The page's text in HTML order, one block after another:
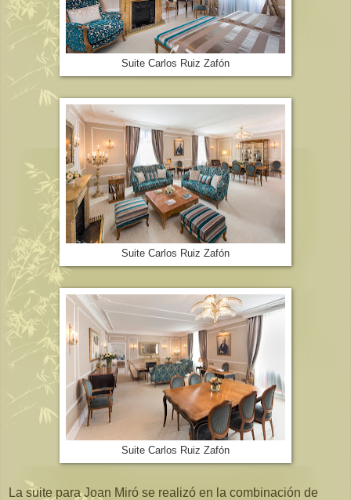
Suite Carlos Ruiz Zafón
Suite Carlos Ruiz Zafón
Suite Carlos Ruiz Zafón
La suite para Joan Miró se realizó en la combinación de